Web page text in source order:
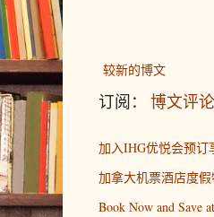
较新的博文
订阅： 博文评
加入IHG优悦会预订
加拿大机票酒店度假
Book Now and Save